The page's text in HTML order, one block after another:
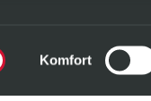
Komfort